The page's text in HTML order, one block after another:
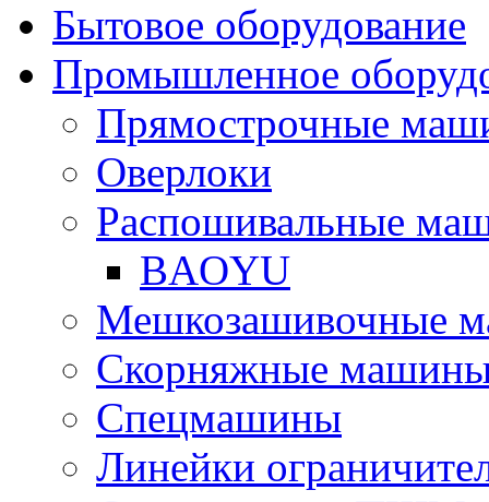
Бытовое оборудование
Промышленное
Прямострочные
Оверлоки
Распошивальные
BAOYU
Мешкозашивочные
Скорняжные
Спецмашины
Линейки